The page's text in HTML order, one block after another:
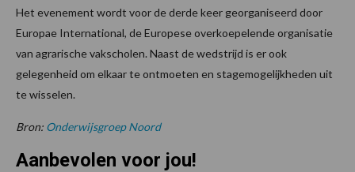
Het evenement wordt voor de derde keer georganiseerd door
Europae International, de Europese overkoepelende organisatie
van agrarische vakscholen. Naast de wedstrijd is er ook
gelegenheid om elkaar te ontmoeten en stagemogelijkheden uit
te wisselen.
Bron: Onderwijsgroep Noord
Aanbevolen voor jou!